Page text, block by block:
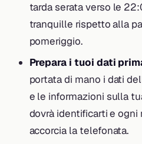
tarda serata verso le
tranquille rispetto alla
pomeriggio.
Prepara i tuoi dati
portata di mano i dati
e le informazioni sulla
dovrà identificarti e ogni
accorcia la telefonata.